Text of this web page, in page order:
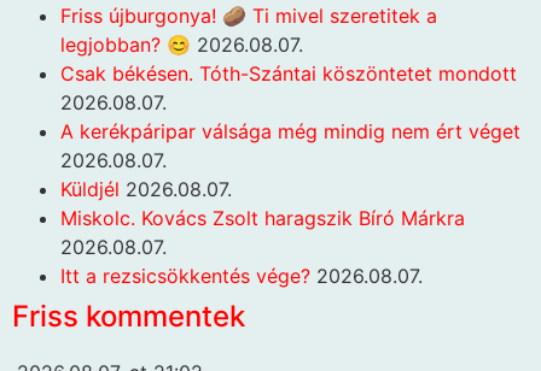
Friss újburgonya! 🥔 Ti mivel szeretitek a
legjobban? 😊 2026.08.07.
Csak békésen. Tóth-Szántai köszöntetet mondott
2026.08.07.
A kerékpáripar válsága még mindig nem ért véget
2026.08.07.
Küldjél 2026.08.07.
Miskolc. Kovács Zsolt haragszik Bíró Márkra
2026.08.07.
Itt a rezsicsökkentés vége? 2026.08.07.
Friss kommentek